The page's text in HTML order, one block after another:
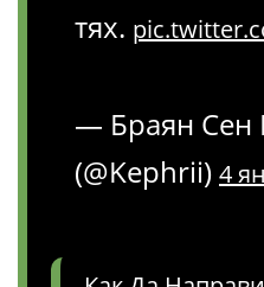
тях.
— Браян Сен
(@Kephrii) 4